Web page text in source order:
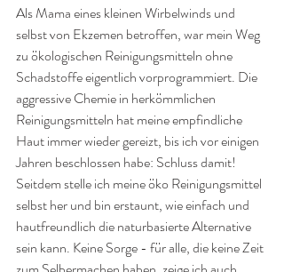
Als Mama eines kleinen Wirbelwinds und
selbst von Ekzemen betroffen, war mein Weg
zu ökologischen Reinigungsmitteln ohne
Schadstoffe eigentlich vorprogrammiert. Die
aggressive Chemie in herkömmlichen
Reinigungsmitteln hat meine empfindliche
Haut immer wieder gereizt, bis ich vor einigen
Jahren beschlossen habe: Schluss damit!
Seitdem stelle ich meine öko Reinigungsmittel
selbst her und bin erstaunt, wie einfach und
hautfreundlich die naturbasierte Alternative
sein kann. Keine Sorge - für alle, die keine Zeit